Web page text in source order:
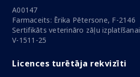
A00147
Farmaceits: Ērika Pētersone, F-2146
Sertifikāts veterināro zāļu izplatīšanai
V-1511-25
Licences turētāja rekvizīti